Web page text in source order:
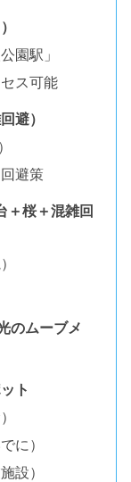
園駅」
ス可能
避）
避策
＋桜＋混雑回
のムーブメ
ト
に）
設）